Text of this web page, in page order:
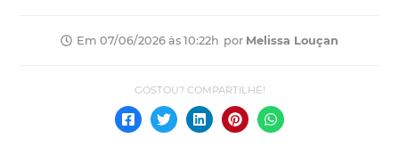
Em 07/06/2026 às 10:22h por Melissa Louçan